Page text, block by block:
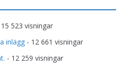
523 visningar
inlägg - 12 661 visningar
- 12 259 visningar